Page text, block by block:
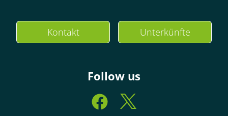
Kontakt Unterkünfte
Follow us